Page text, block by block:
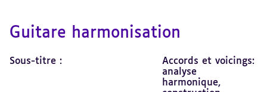
Guitare harmonisation
Sous-titre :
Accords et voicings:
analyse
harmonique,